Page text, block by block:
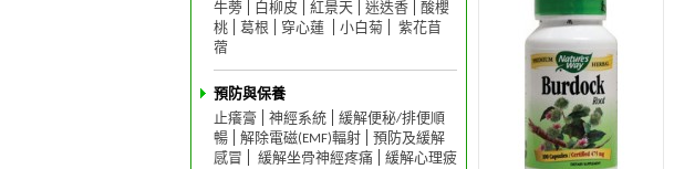
牛蒡
白柳皮 紅景天 迷迭香
酸櫻
桃
葛根 穿心蓮 小白菊
紫花苜
蓿
預防與保養
止癢膏
神經系統
緩解便秘/排便順
暢
解除電磁(EMF)輻射
預防及緩解
感冒
緩解坐骨神經疼痛 緩解心理疲